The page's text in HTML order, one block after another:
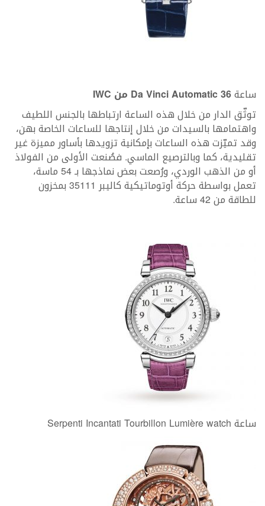
ساعةDa Vinci Automatic 36 من IWC
توثّق الدار من خلال هذه الساعة ارتباطها بالجنس اللطيف
واهتمامها بالسيدات من خلال إنتاجها للساعات الخاصة بهن،
وقد تميّزت هذه الساعات بإمكانية تزويدها بأساور مميزة غير
تقليدية، كما وبالترصيع الماسي. فصُنعت الأولى من الفولاذ
أو من الذهب الوردي، ورُصعت بعض نماذجها بـ 54 ماسة،
تعمل بواسطة حركة أوتوماتيكية كاليبر 35111 بمخزون
للطاقة من 42 ساعة.
ساعةSerpenti Incantati Tourbillon Lumière watch